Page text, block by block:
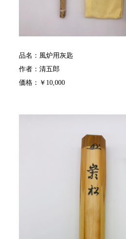
品名：風炉用灰匙
作者：清五郎
価格：￥10,000